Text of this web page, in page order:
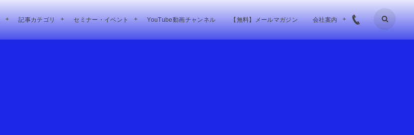
記事カテゴリ セミナー・イベント YouTube動画チャンネル 【無料】メールマガジン 会社案内